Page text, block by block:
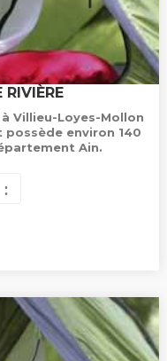
RIVIÈRE
Villieu-Loyes-Mollon
environ 140
Ain.